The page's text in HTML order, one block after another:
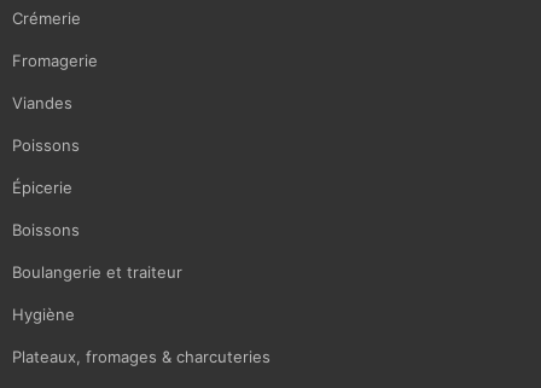
Crémerie
Fromagerie
Viandes
Poissons
Épicerie
Boissons
Boulangerie et traiteur
Hygiène
Plateaux, fromages & charcuteries